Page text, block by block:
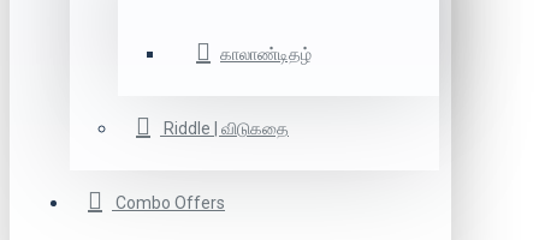
காலாண்டிதழ்
Riddle | விடுகதை
Combo Offers